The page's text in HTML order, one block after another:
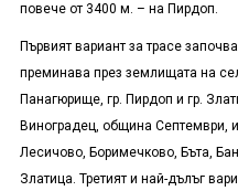
повече от 3400 м. – на Пирдоп.
Първият вариант за трасе
преминава през землищата на
Панагюрище, гр. Пирдоп и гр.
Виноградец, община Септември,
Лесичово, Боримечково, Бъта,
Златица. Третият и най-дълъг